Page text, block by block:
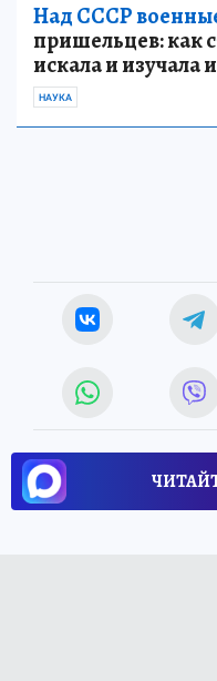
Над СССР
пришельцев: как
искала и изучала
НАУКА